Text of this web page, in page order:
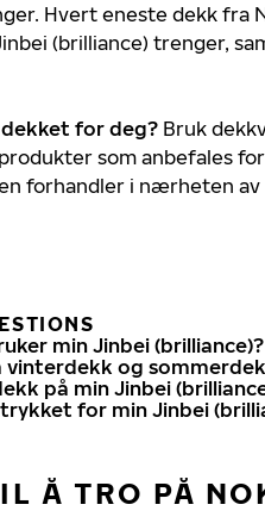
Hvert eneste dekk fra
(brilliance) trenger,
for deg? Bruk
som anbefales
forhandler i nærheten av
min Jinbei (brilliance)?
vinterdekk og
på min Jinbei
for min Jinbei
Å TRO PÅ